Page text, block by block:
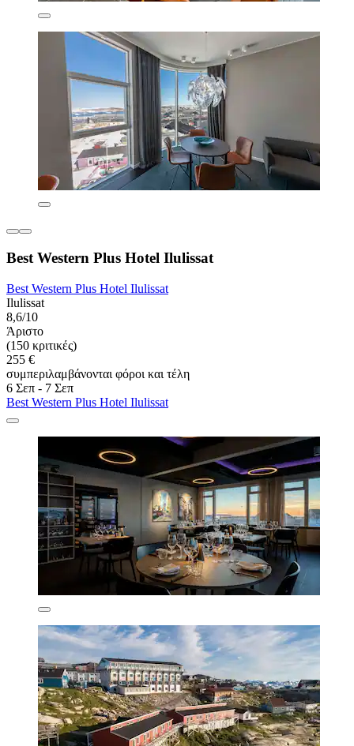
Best Western Plus Hotel Ilulissat
Best Western Plus Hotel Ilulissat
Ilulissat
8,6/10
Άριστο
(150 κριτικές)
255 €
συμπεριλαμβάνονται φόροι και τέλη
6 Σεπ - 7 Σεπ
Best Western Plus Hotel Ilulissat